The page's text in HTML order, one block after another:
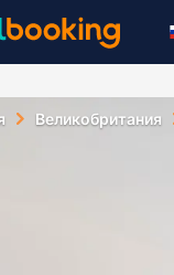
Великобритания